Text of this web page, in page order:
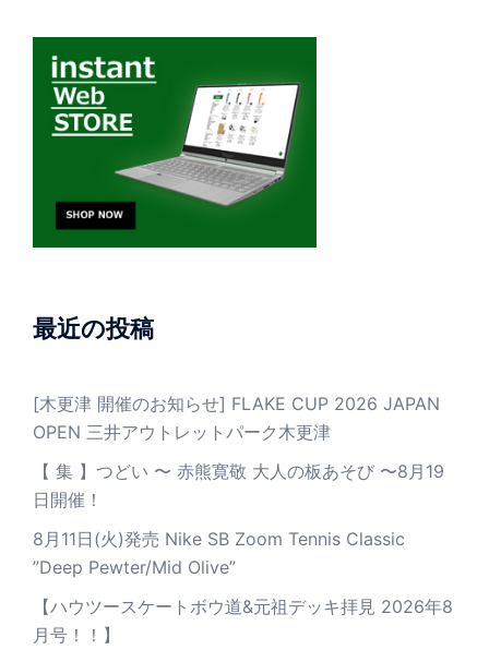
最近の投稿
[木更津 開催のお知らせ] FLAKE CUP 2026 JAPAN
OPEN 三井アウトレットパーク木更津
【 集 】つどい 〜 赤熊寛敬 大人の板あそび 〜8月19
日開催！
8月11日(火)発売 Nike SB Zoom Tennis Classic
”Deep Pewter/Mid Olive”
【ハウツースケートボウ道&元祖デッキ拝見 2026年8
月号！！】